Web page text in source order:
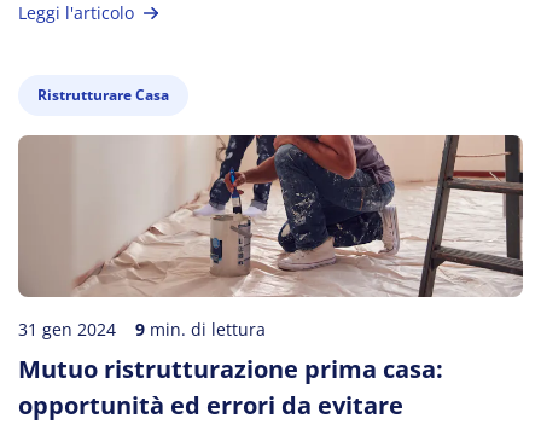
Leggi l'articolo
Ristrutturare Casa
31 gen 2024 9 min. di lettura
Mutuo ristrutturazione prima casa:
opportunità ed errori da evitare